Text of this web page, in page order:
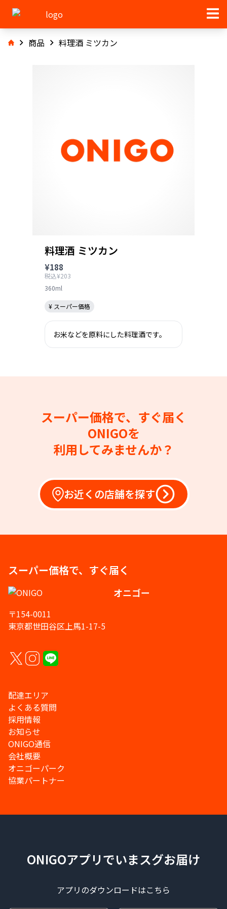
商品 料理酒 ミツカン
料理酒 ミツカン
¥188
税込¥203
360ml
¥ スーパー価格
お米などを原料にした料理酒です。
スーパー価格で、すぐ届く
ONIGOを
利用してみませんか？
お近くの店舗を探す
スーパー価格で、すぐ届く
オニゴー
〒154-0011
東京都世田谷区上馬1-17-5
配達エリア
よくある質問
採用情報
お知らせ
ONIGO通信
会社概要
オニゴーパーク
協業パートナー
ONIGOアプリでいまスグお届け
アプリのダウンロードはこちら